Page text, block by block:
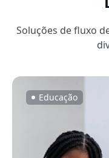
Soluções de fluxo
Educação